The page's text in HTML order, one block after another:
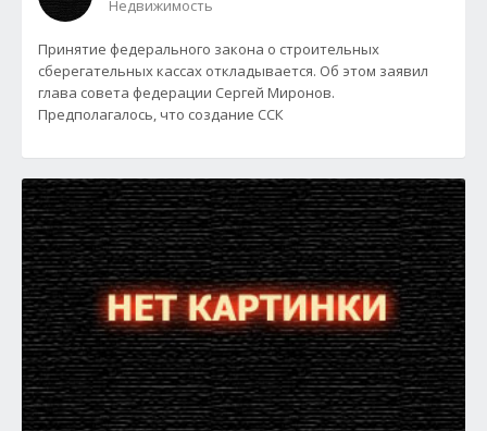
Недвижимость
Принятие федерального закона о строительных
сберегательных кассах откладывается. Об этом заявил
глава совета федерации Сергей Миронов.
Предполагалось, что создание ССК